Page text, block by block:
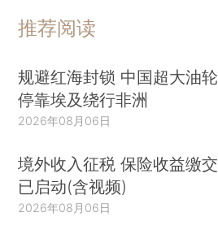
推荐阅读
规避红海封锁 中国超大油轮
停靠埃及绕行非洲
2026年08月06日
境外收入征税 保险收益缴交
已启动(含视频)
2026年08月06日